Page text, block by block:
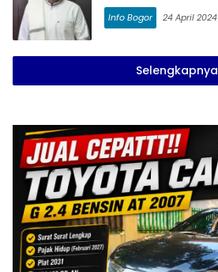
Info Bogor 24 April 2024
Selengkapnya